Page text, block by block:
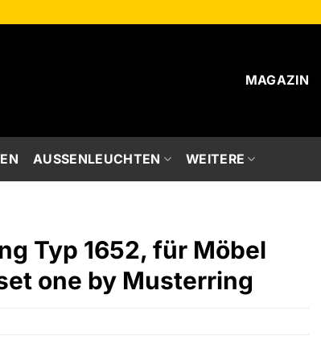
MAGAZIN
AUSSENLEUCHTEN WEITERE
Typ 1652, für Möbel
one by Musterring